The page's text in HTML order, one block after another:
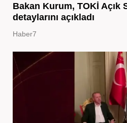
Bakan Kurum, TOKİ Açık
detaylarını açıkladı
Haber7